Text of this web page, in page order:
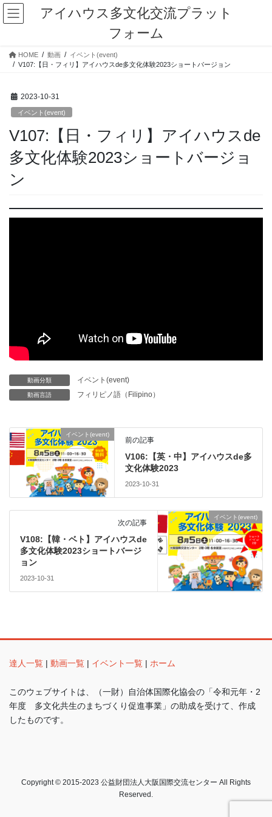
コ
ン
ナ
ビ
アイハウス多文化交流プラット
フォーム
HOME 動画
イベント(event)
V107:【日・フィリ】アイハウスde多文化体験2023ショートバージョン
2023-10-31
イベント(event)
V107:【日・フィリ】アイハウスde
多文化体験2023ショートバージョ
ン
動画分類 イベント(event)
動画言語 フィリピノ語（Filipino）
イベント(event)
前の記事
V106:【英・中】アイハウスde多
文化体験2023
2023-10-31
イベント(event)
次の記事
V108:【韓・ベト】アイハウスde
多文化体験2023ショートバージ
ョン
2023-10-31
達人一覧 | 動画一覧 | イベント一覧 | ホーム
このウェブサイトは、（一財）自治体国際化協会の「令和元年・2
年度 多文化共生のまちづくり促進事業」の助成を受けて、作成
したものです。
Copyright © 2015-2023 公益財団法人大阪国際交流センター All Rights
Reserved.